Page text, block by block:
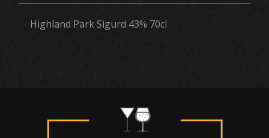
Highland Park Sigurd 43% 70cl